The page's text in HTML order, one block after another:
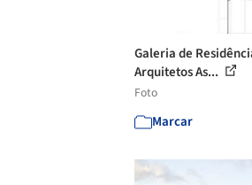
Galeria de
Arquitetos As...
Foto
Marcar